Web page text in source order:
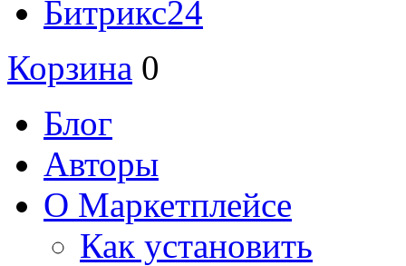
Битрикс24
Корзина 0
Блог
Авторы
О Маркетплейсе
Как установить